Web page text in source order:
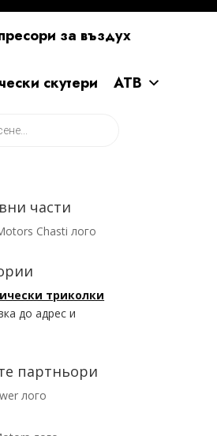
за въздух
скутери АТВ
части
триколки
до адрес и
партньори